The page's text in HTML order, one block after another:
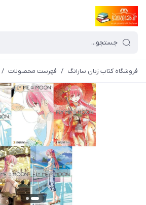
فروشگاه کتاب زبان سارانگ / فهرست محصولات /